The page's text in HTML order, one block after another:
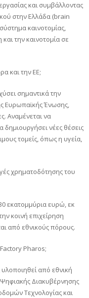
και συμβάλλοντας
στην Ελλάδα (brain
καινοτομίας,
την καινοτομία σε
και την ΕΕ;
σημαντικά την
Ευρωπαϊκής Ένωσης,
Αναμένεται να
νέες θέσεις
τομείς, όπως η υγεία,
χρηματοδότησης του
εκατομμύρια ευρώ, εκ
κοινή επιχείρηση
από εθνικούς πόρους.
Pharos;
από εθνική
Διακυβέρνησης
Τεχνολογίας και